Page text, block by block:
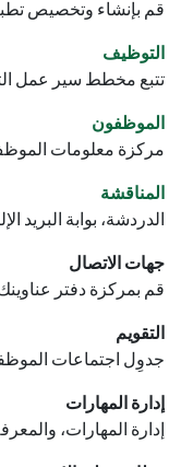
قم بإنشاء وتخصيص
التوظيف
تتبع مخطط سير عمل
الموظفون
مركزة معلومات
المناقشة
الدردشة، بوابة البريد
جهات الاتصال
قم بمركزة دفتر
التقويم
جدوِل اجتماعات
إدارة المهارات
إدارة المهارات،